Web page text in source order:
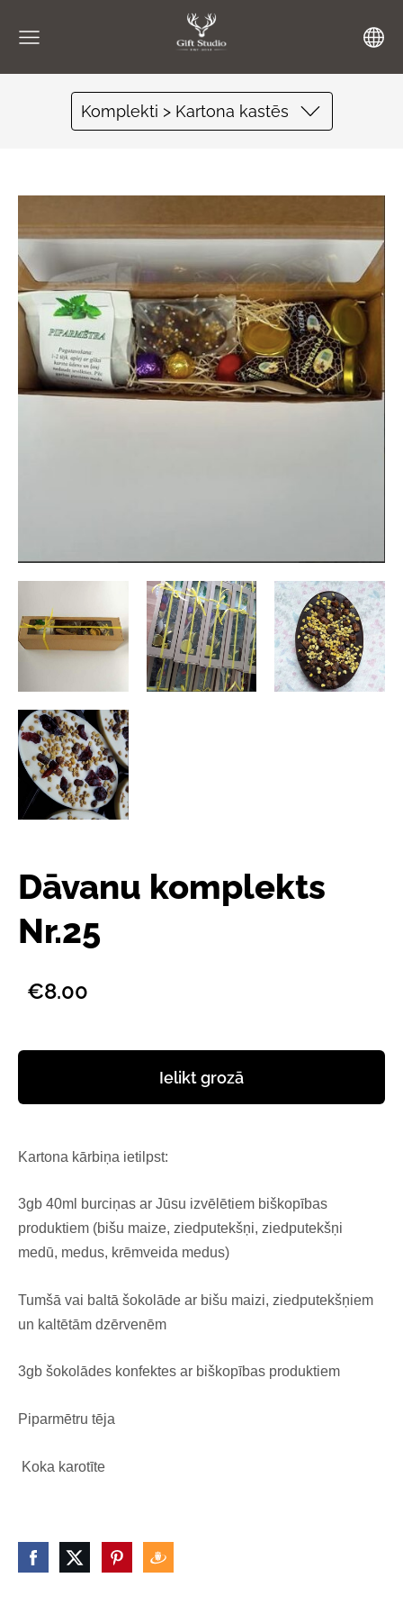
Komplekti > Kartona kastēs
Dāvanu komplekts
Nr.25
€8.00
Ielikt grozā
Kartona kārbiņa ietilpst:
3gb 40ml burciņas ar Jūsu izvēlētiem biškopības
produktiem (bišu maize, ziedputekšņi, ziedputekšņi
medū, medus, krēmveida medus)
Tumšā vai baltā šokolāde ar bišu maizi, ziedputekšņiem
un kaltētām dzērvenēm
3gb šokolādes konfektes ar biškopības produktiem
Piparmētru tēja
Koka karotīte